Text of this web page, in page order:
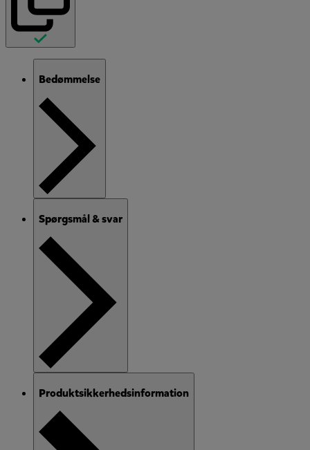
Bedømmelse
Spørgsmål & svar
Produktsikkerhedsinformation